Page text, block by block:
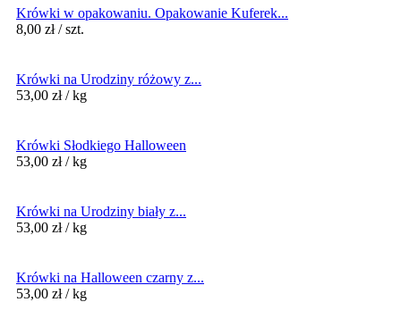
Krówki w opakowaniu. Opakowanie Kuferek...
8,00 zł / szt.
Krówki na Urodziny różowy z...
53,00 zł / kg
Krówki Słodkiego Halloween
53,00 zł / kg
Krówki na Urodziny biały z...
53,00 zł / kg
Krówki na Halloween czarny z...
53,00 zł / kg